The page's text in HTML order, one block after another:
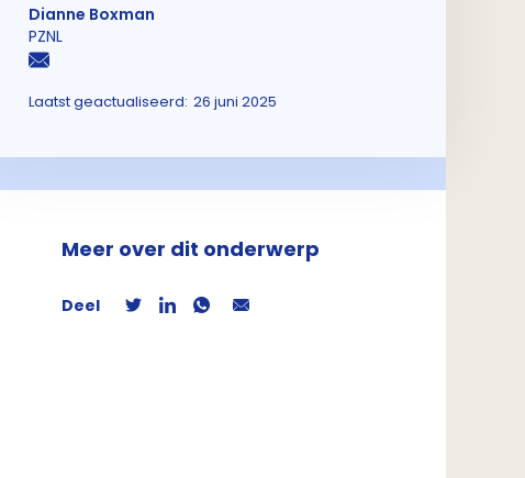
Dianne Boxman
PZNL
Laatst geactualiseerd: 26 juni 2025
Meer over dit onderwerp
Deel